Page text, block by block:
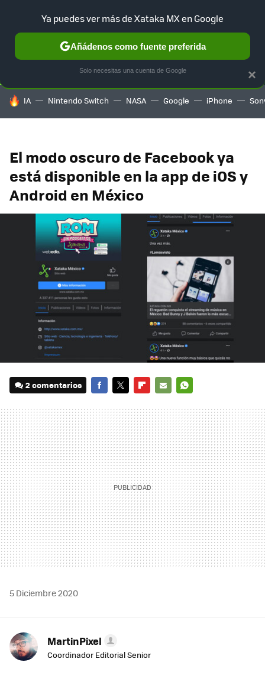
SELECCIÓN GAMING HOME AUTO TERRITORIO
HOY SE HABLA DE
IA Nintendo Switch NASA Google iPhone
El modo oscuro de Facebook ya
está disponible en la app de iOS y
Android en México
2 comentarios
MAIL
5 Diciembre 2020
MartinPixel
Coordinador Editorial Senior
×
Ya puedes ver más de Xataka MX en Google
Añádenos como fuente preferida
Solo necesitas una cuenta de Google